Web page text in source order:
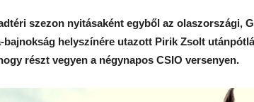
szezon nyitásaként egyből az olaszországi,
bajnokság helyszínére utazott Pirik Zsolt
részt vegyen a négynapos CSIO versenyen.